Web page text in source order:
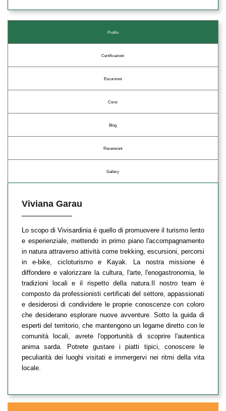
Profilo
Certificazioni
Escursioni
Corsi
Blog
Recensioni
Gallery
Viviana Garau
Lo scopo di Vivisardinia è quello di promuovere il turismo lento
e esperienziale, mettendo in primo piano l'accompagnamento
in natura attraverso attività come trekking, escursioni, percorsi
in e-bike, cicloturismo e Kayak. La nostra missione è
diffondere e valorizzare la cultura, l'arte, l'enogastronomia, le
tradizioni locali e il rispetto della natura.Il nostro team è
composto da professionisti certificati del settore, appassionati
e desiderosi di condividere le proprie conoscenze con coloro
che desiderano esplorare nuove avventure. Sotto la guida di
esperti del territorio, che mantengono un legame diretto con le
comunità locali, avrete l'opportunità di scoprire l'autentica
anima sarda. Potrete gustare i piatti tipici, conoscere le
peculiarità dei luoghi visitati e immergervi nei ritmi della vita
locale.